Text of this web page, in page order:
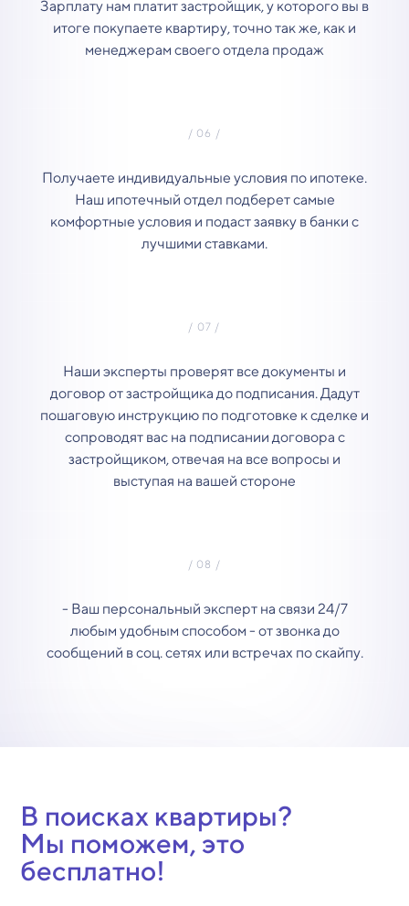
Зарплату нам платит застройщик, у которого вы в
итоге покупаете квартиру, точно так же, как и
менеджерам своего отдела продаж
Получаете индивидуальные условия по ипотеке.
Наш ипотечный отдел подберет самые
комфортные условия и подаст заявку в банки с
лучшими ставками.
Наши эксперты проверят все документы и
договор от застройщика до подписания. Дадут
пошаговую инструкцию по подготовке к сделке и
сопроводят вас на подписании договора с
застройщиком, отвечая на все вопросы и
выступая на вашей стороне
- Ваш персональный эксперт на связи 24/7
любым удобным способом - от звонка до
сообщений в соц. сетях или встречах по скайпу.
В поисках квартиры?
Мы поможем, это
бесплатно!